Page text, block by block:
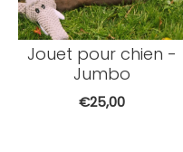
Jouet pour chien -
Jumbo
€25,00